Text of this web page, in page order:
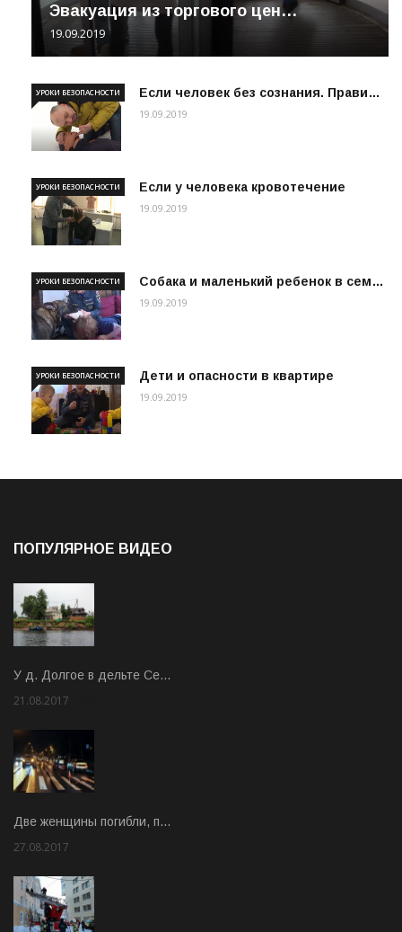
Эвакуация из торгового цен…
19.09.2019
Если человек без сознания. Прави…
УРОКИ БЕЗОПАСНОСТИ
19.09.2019
Если у человека кровотечение
УРОКИ БЕЗОПАСНОСТИ
19.09.2019
Собака и маленький ребенок в сем…
УРОКИ БЕЗОПАСНОСТИ
19.09.2019
Дети и опасности в квартире
УРОКИ БЕЗОПАСНОСТИ
19.09.2019
ПОПУЛЯРНОЕ ВИДЕО
У д. Долгое в дельте Се…
21.08.2017
Две женщины погибли, п…
27.08.2017